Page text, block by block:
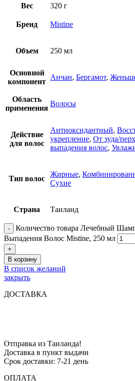
Вес 320 г
Бренд Mistine
Объем 250 мл
Основной
компонент
Анчан, Бергамот,
Область
применения
Волосы
Действие
для волос
Антиоксидантный,
укрепление, От зуда/
выпадения волос,
Тип волос
Жирные,
Сухие
Страна Таиланд
Количество товара Лечебный
Выпадения Волос Mistine, 250 мл
В корзину
В список желаний
закрыть
ДОСТАВКА
Отправка из Таиланда!
Доставка в пункт выдачи
Срок доставки: 7-21 день
ОПЛАТА